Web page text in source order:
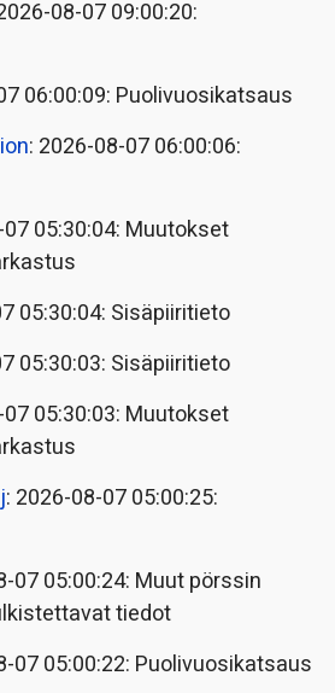
08-07 09:00:20:
06:00:09: Puolivuosikatsaus
: 2026-08-07 06:00:06:
05:30:04: Muutokset
05:30:04: Sisäpiiritieto
05:30:03: Sisäpiiritieto
05:30:03: Muutokset
: 2026-08-07 05:00:25:
07 05:00:24: Muut pörssin
tiedot
07 05:00:22: Puolivuosikatsaus